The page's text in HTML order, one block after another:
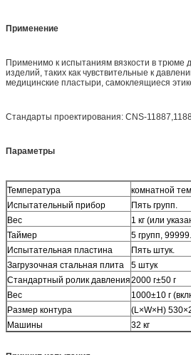
Применение
Применимо к испытаниям вязкости в трюме
изделий, таких как чувствительные к
медицинские пластыри, самоклеящиеся
Стандарты проектирования: CNS-
Параметры
Температура
комнатной
Испытательный прибор
Пять групп.
Вес
1 кг (или
Таймер
5 групп,
Испытательная пластина
Пять штук.
Загрузочная стальная плита
5 штук
Стандартный ролик давления2000 г±50 г
Вес
1000±10 г
Размер контура
(L×W×H)
Машины
32 кг